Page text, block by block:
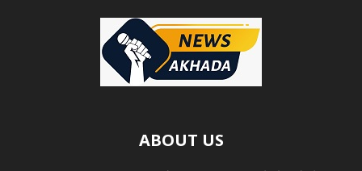
ABOUT US